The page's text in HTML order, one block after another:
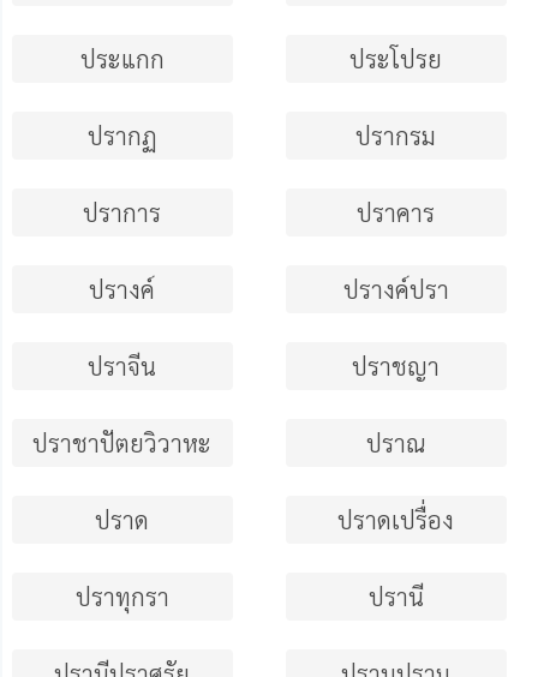
ประแกก ประโปรย
ปรากฏ ปรากรม
ปราการ ปราคาร
ปรางค์ ปรางค์ปรา
ปราจีน ปราชญา
ปราชาปัตยวิวาหะ ปราณ
ปราด ปราดเปรื่อง
ปราทุกรา ปรานี